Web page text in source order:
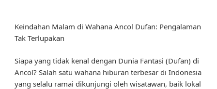
Keindahan Malam di Wahana Ancol Dufan: Pengalaman
Tak Terlupakan
Siapa yang tidak kenal dengan Dunia Fantasi (Dufan) di
Ancol? Salah satu wahana hiburan terbesar di Indonesia
yang selalu ramai dikunjungi oleh wisatawan, baik lokal